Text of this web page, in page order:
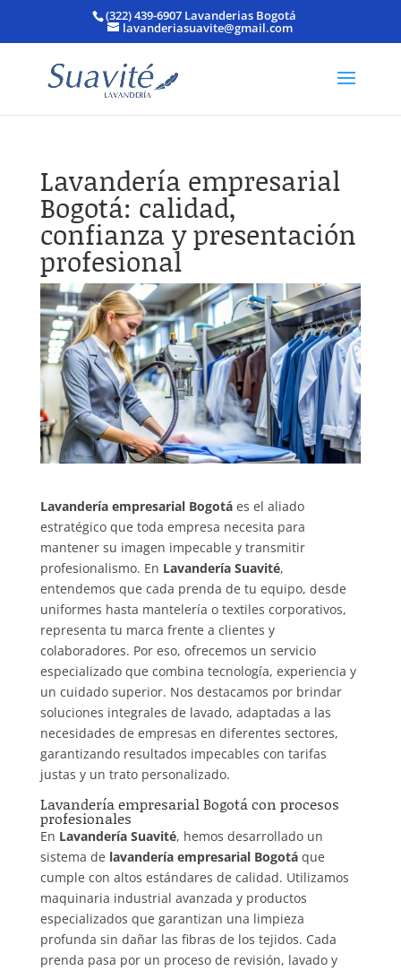
(322) 439-6907 Lavanderias Bogotá
lavanderiasuavite@gmail.com
Lavandería empresarial
Bogotá: calidad,
confianza y presentación
profesional
Lavandería empresarial Bogotáes el aliado
estratégico que toda empresa necesita para
mantener su imagen impecable y transmitir
profesionalismo. En Lavandería Suavité,
entendemos que cada prenda de tu equipo, desde
uniformes hasta mantelería o textiles corporativos,
representa tu marca frente a clientes y
colaboradores. Por eso, ofrecemos un servicio
especializado que combina tecnología, experiencia y
un cuidado superior. Nos destacamos por brindar
soluciones integrales de lavado, adaptadas a las
necesidades de empresas en diferentes sectores,
garantizando resultados impecables con tarifas
justas y un trato personalizado.
Lavandería empresarial Bogotá con procesos
profesionales
En Lavandería Suavité, hemos desarrollado un
sistema de lavandería empresarial Bogotáque
cumple con altos estándares de calidad. Utilizamos
maquinaria industrial avanzada y productos
especializados que garantizan una limpieza
profunda sin dañar las fibras de los tejidos. Cada
prenda pasa por un proceso de revisión, lavado y